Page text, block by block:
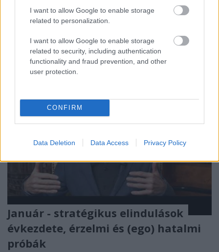
I want to allow Google to enable storage
related to personalization.
I want to allow Google to enable storage
related to security, including authentication
functionality and fraud prevention, and other
user protection.
CONFIRM
Data Deletion Data Access Privacy Policy
március 5-ig
Kiss J. Zsolt•2023. február 05.
Január - stratégikus elindulások
évkezdete, érzelmi és (ego) hatalmi
próbák